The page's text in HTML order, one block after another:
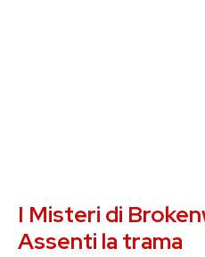
I Misteri di
Assenti la trama